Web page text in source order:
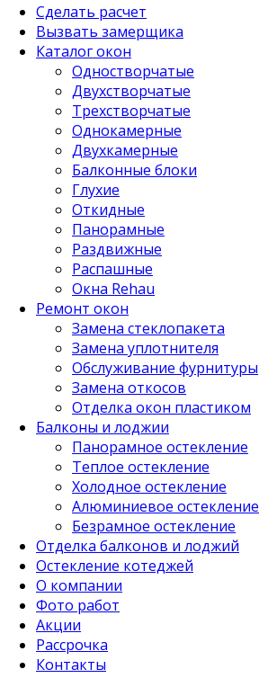
Сделать расчет
Вызвать замерщика
Каталог окон
Одностворчатые
Двухстворчатые
Трехстворчатые
Однокамерные
Двухкамерные
Балконные блоки
Глухие
Откидные
Панорамные
Раздвижные
Распашные
Окна Rehau
Ремонт окон
Замена стеклопакета
Замена уплотнителя
Обслуживание фурнитуры
Замена откосов
Отделка окон пластиком
Балконы и лоджии
Панорамное остекление
Теплое остекление
Холодное остекление
Алюминиевое остекление
Безрамное остекление
Отделка балконов и лоджий
Остекление котеджей
О компании
Фото работ
Акции
Рассрочка
Контакты